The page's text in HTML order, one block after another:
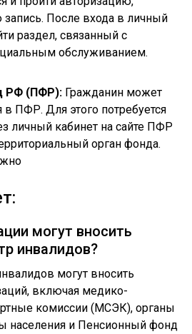
запись. После входа в личный
раздел, связанный с
обслуживанием.
РФ (ПФР): Гражданин может
в ПФР. Для этого потребуется
личный кабинет на сайте ПФР
орган фонда.
могут вносить
инвалидов?
могут вносить
включая медико-
комиссии (МСЭК), органы
населения и Пенсионный фонд